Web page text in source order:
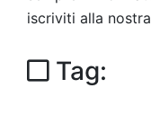
iscriviti alla nostra
Tag: